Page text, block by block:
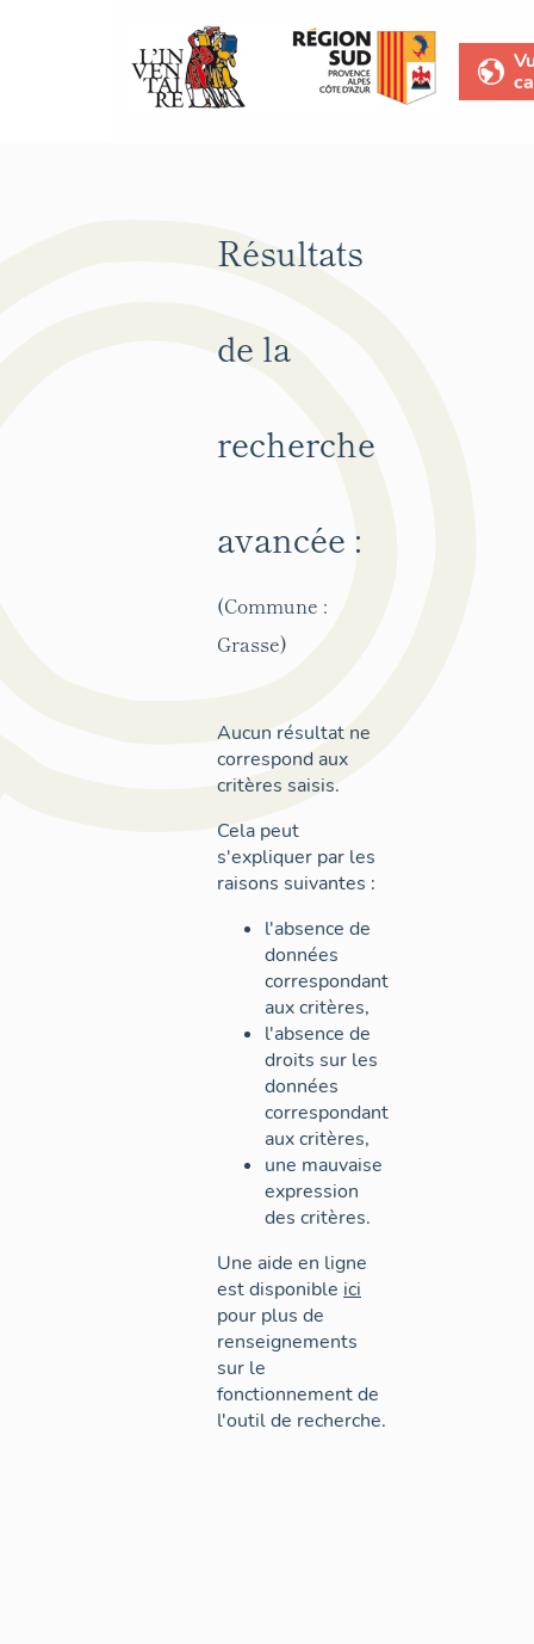
Résultats
de la
recherche
avancée :
(Commune :
Grasse)
Aucun résultat ne
correspond aux
critères saisis.
Cela peut
s'expliquer par les
raisons suivantes :
l'absence de
données
correspondant
aux critères,
l'absence de
droits sur les
données
correspondant
aux critères,
une mauvaise
expression
des critères.
Une aide en ligne
est disponible ici
pour plus de
renseignements
sur le
fonctionnement de
l'outil de recherche.